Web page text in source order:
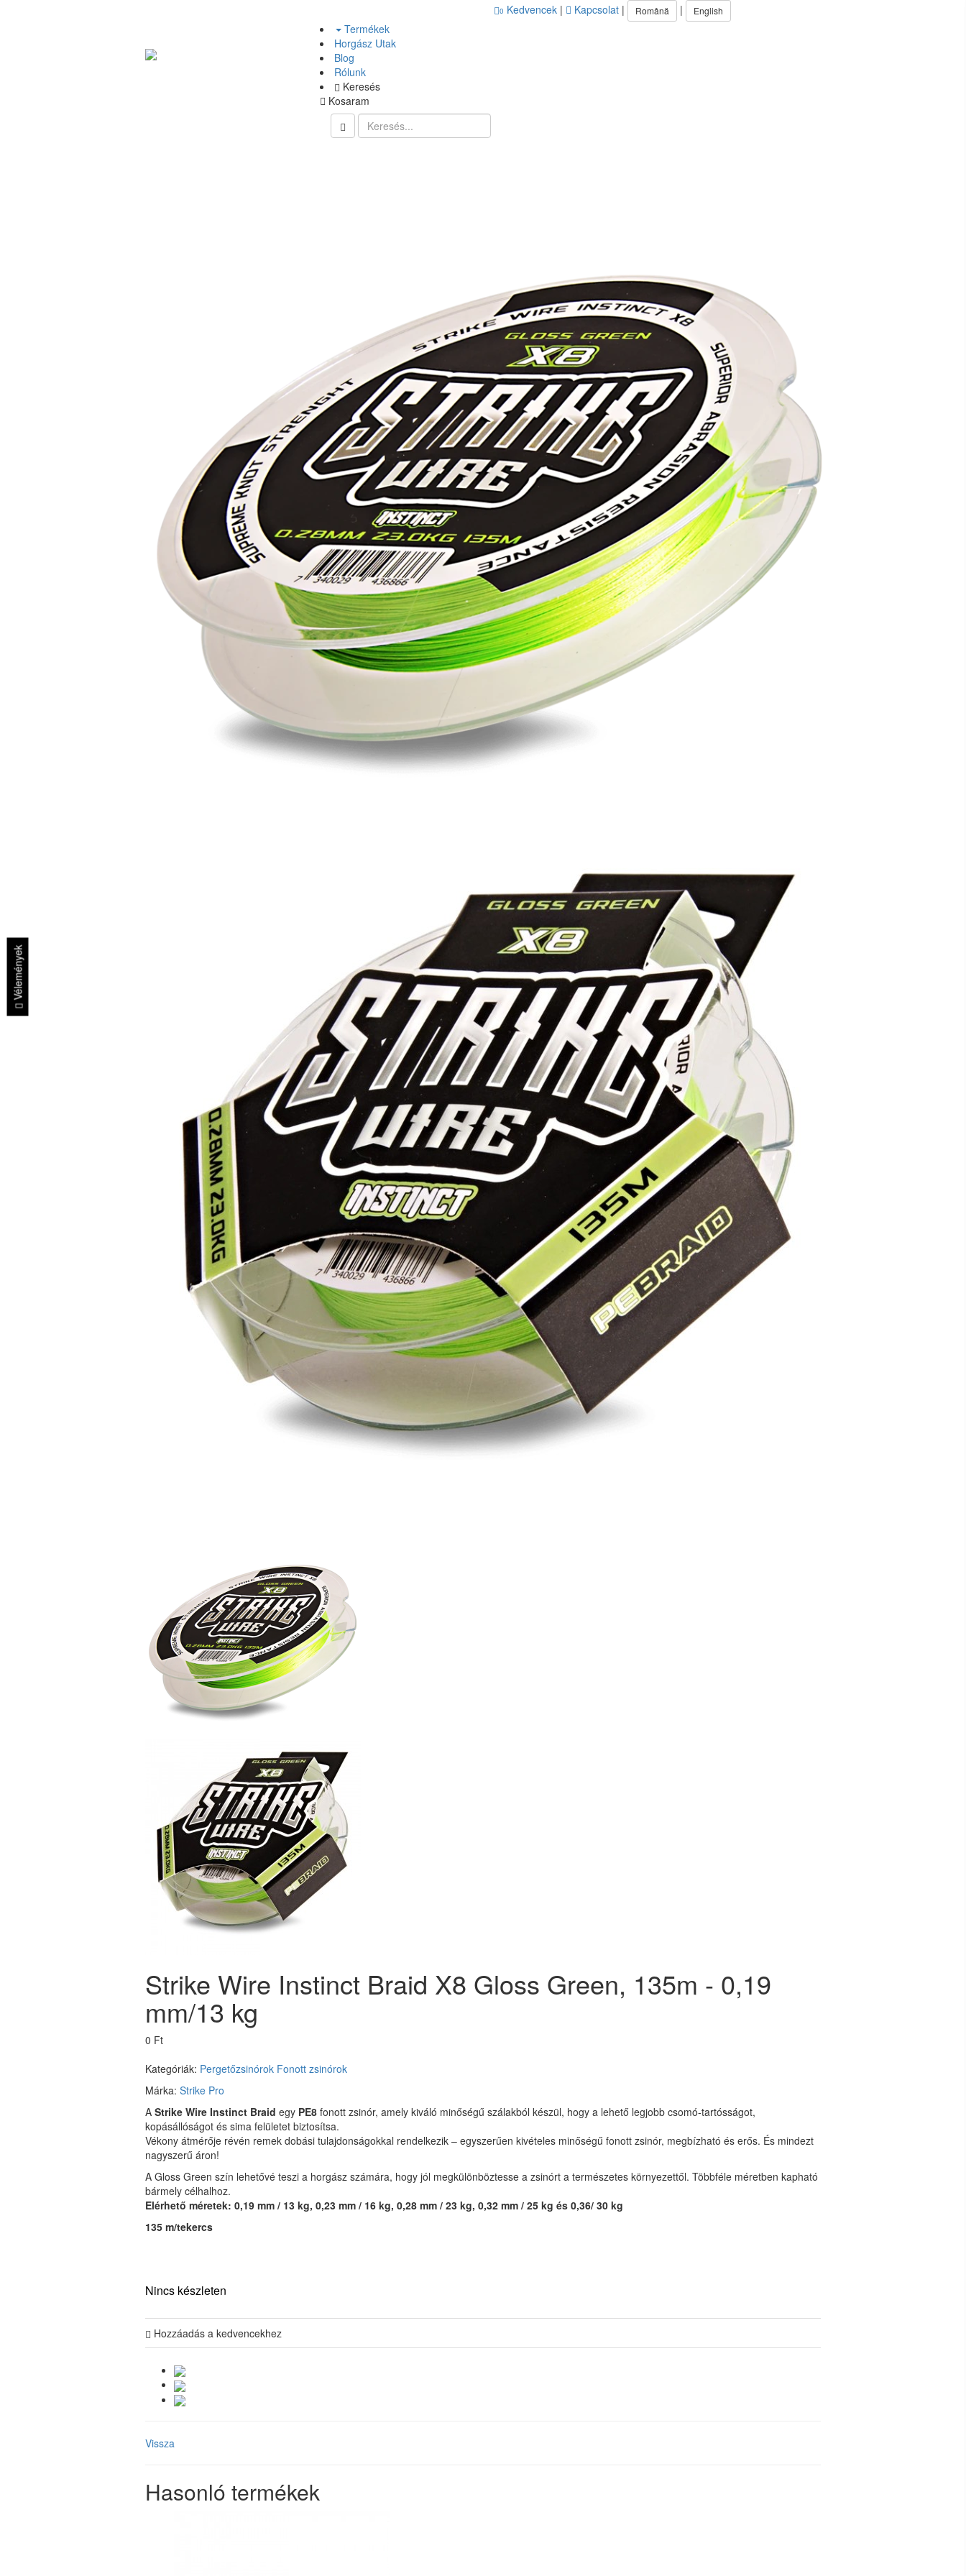
0 Kedvencek | Kapcsolat | Română | English
Termékek
Horgász Utak
Blog
Rólunk
Keresés
Kosaram
Strike Wire Instinct Braid X8 Gloss Green, 135m - 0,19
mm/13 kg
0 Ft
Kategóriák: Pergetőzsinórok Fonott zsinórok
Márka: Strike Pro
A Strike Wire Instinct Braid egy PE8 fonott zsinór, amely kiváló minőségű szálakból készül, hogy a lehető legjobb csomó-tartósságot,
kopásállóságot és sima felületet biztosítsa.
Vékony átmérője révén remek dobási tulajdonságokkal rendelkezik – egyszerűen kivételes minőségű fonott zsinór, megbízható és erős. És mindezt
nagyszerű áron!
A Gloss Green szín lehetővé teszi a horgász számára, hogy jól megkülönböztesse a zsinórt a természetes környezettől. Többféle méretben kapható
bármely célhalhoz.
Elérhető méretek: 0,19 mm / 13 kg, 0,23 mm / 16 kg, 0,28 mm / 23 kg, 0,32 mm / 25 kg és 0,36/ 30 kg
135 m/tekercs
Nincs készleten
Hozzáadás a kedvencekhez
Vissza
Hasonló termékek
Vélemények